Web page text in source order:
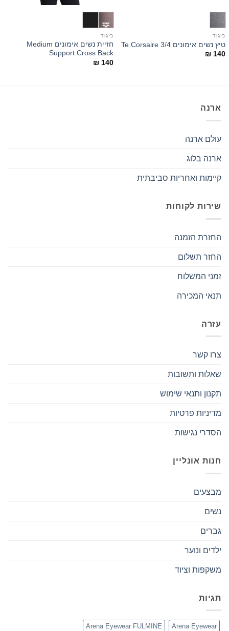
ביגוד
טיץ נשים אימונים 3/4 Te Corsaire
₪ 140
ביגוד
חזיית נשים אימונים Medium
Support Cross Back
₪ 140
ארנה
עולם ארנה
ארנה בלוג
קיימות ואחריות סביבתית
שירות לקוחות
החזרת הזמנה
החזר תשלום
זמני המשלוח
תנאי המכירה
עזרה
צרו קשר
שאלות ותשובות
תקנון ותנאי שימוש
מדיניות פרטיות
הסדרי נגישות
חנות אונליין
מבצעים
נשים
גברים
ילדים ונוער
משקפות וציוד
תגיות
Arena Eyewear
Arena Eyewear FULMINE